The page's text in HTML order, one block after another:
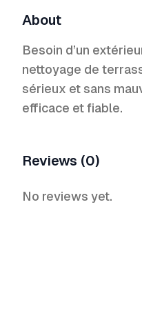
About
Besoin d’un
nettoyage de
sérieux et sans
efficace et fiable.
Reviews (0)
No reviews yet.